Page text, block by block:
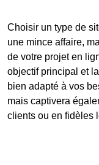
Choisir un type de
une mince affaire,
de votre projet en
objectif principal et
bien adapté à vos
mais captivera
clients ou en fidèles